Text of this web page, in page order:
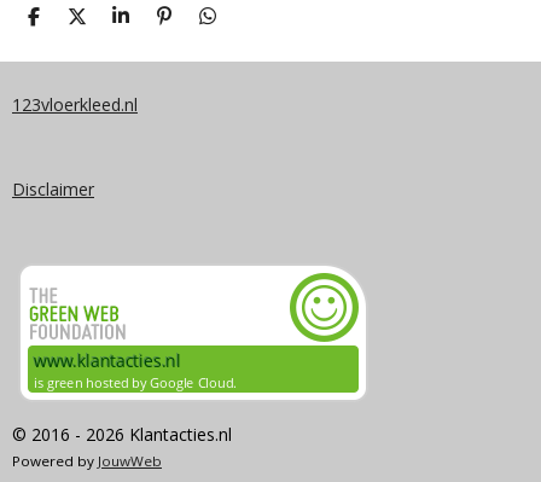
D
L
N
D
E
S
A
E
P
N
D
L
123vloerkleed.nl
Disclaimer
© 2016 - 2026 Klantacties.nl
Powered by JouwWeb